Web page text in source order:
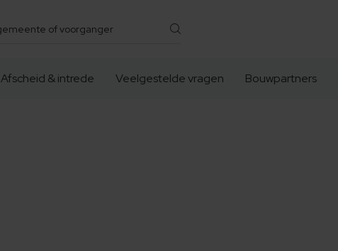
Afscheid & intrede Veelgestelde vragen Bouwpartners